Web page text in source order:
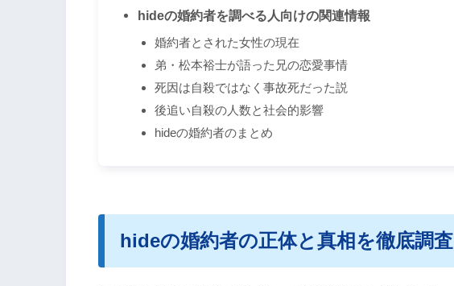
hideの婚約者を調べる人向けの関連情報
婚約者とされた女性の現在
弟・松本裕士が語った兄の恋愛事情
死因は自殺ではなく事故死だった説
後追い自殺の人数と社会的影響
hideの婚約者のまとめ
hideの婚約者の正体と真相を徹底調査